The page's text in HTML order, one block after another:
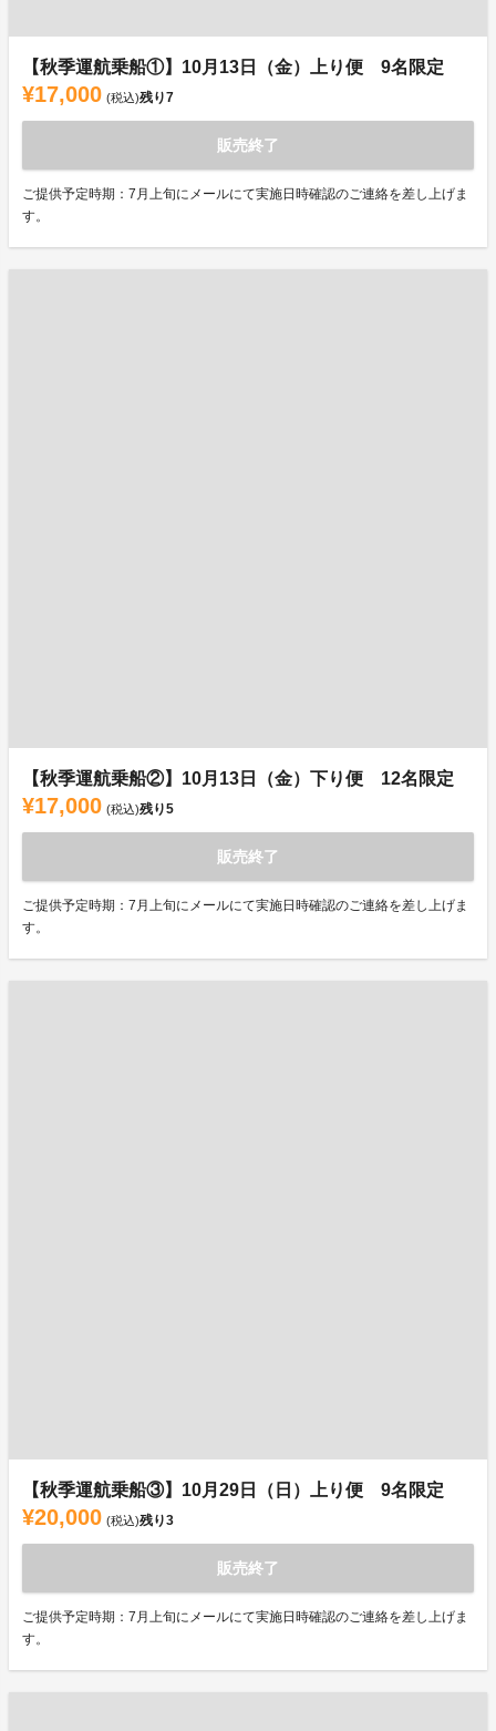
【秋季運航乗船①】10月13日（金）上り便 9名限定
¥17,000 (税込)残り7
販売終了
ご提供予定時期：7月上旬にメールにて実施日時確認のご連絡を差し上げま
す。
【秋季運航乗船②】10月13日（金）下り便 12名限定
¥17,000 (税込)残り5
販売終了
ご提供予定時期：7月上旬にメールにて実施日時確認のご連絡を差し上げま
す。
【秋季運航乗船③】10月29日（日）上り便 9名限定
¥20,000 (税込)残り3
販売終了
ご提供予定時期：7月上旬にメールにて実施日時確認のご連絡を差し上げま
す。